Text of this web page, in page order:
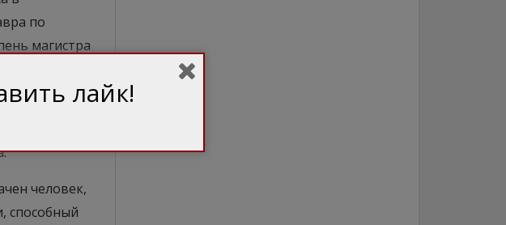
по
магистра
человек,
способный
лайк!